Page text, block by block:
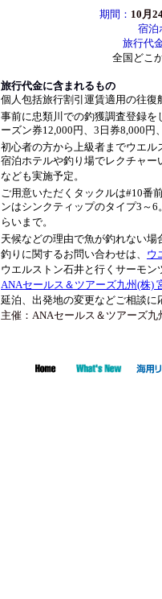
期間： 10月
宿泊
旅行代
全国どこ
旅行代金に含まれるもの
個人包括旅行割引運賃適用の往
事前に忠類川での釣獲調査登録
ーズン券12,000円、3日券8,000円
初心者の方から上級者までウエ
宿泊ホテルや釣り場でレクチャ
なども実施予定。
ご用意いただくタックルは#10番
ンはシンクティップのタイプ3～
らいまで。
天候などの理由で魚が釣れない場
釣りに関するお問い合わせは、 ウ
ウエルストン石井と行くサーモ
ANAセールス＆ツアーズ九州(株
延泊、出発地の変更などご相談
主催：ANAセールス＆ツアーズ